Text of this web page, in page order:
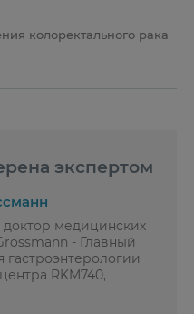
колоректального рака
экспертом
доктор медицинских
- Главный
гастроэнтерологии
RKM740,